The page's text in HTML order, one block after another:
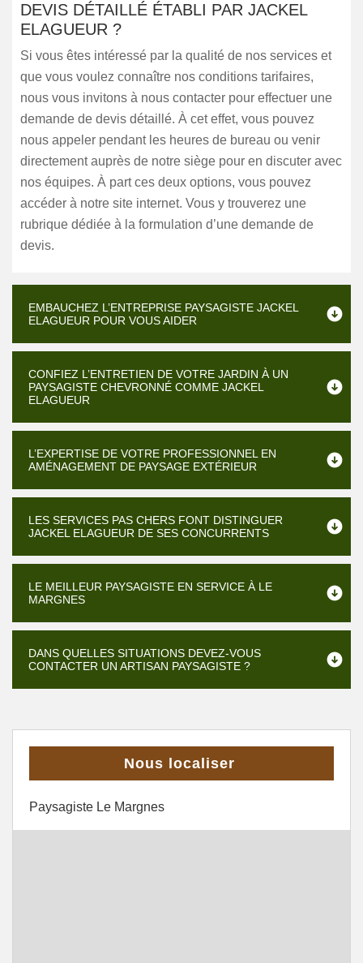
DEVIS DÉTAILLÉ ÉTABLI PAR JACKEL
ELAGUEUR ?
Si vous êtes intéressé par la qualité de nos services et
que vous voulez connaître nos conditions tarifaires,
nous vous invitons à nous contacter pour effectuer une
demande de devis détaillé. À cet effet, vous pouvez
nous appeler pendant les heures de bureau ou venir
directement auprès de notre siège pour en discuter avec
nos équipes. À part ces deux options, vous pouvez
accéder à notre site internet. Vous y trouverez une
rubrique dédiée à la formulation d’une demande de
devis.
EMBAUCHEZ L’ENTREPRISE PAYSAGISTE JACKEL
ELAGUEUR POUR VOUS AIDER
CONFIEZ L’ENTRETIEN DE VOTRE JARDIN À UN
PAYSAGISTE CHEVRONNÉ COMME JACKEL
ELAGUEUR
L’EXPERTISE DE VOTRE PROFESSIONNEL EN
AMÉNAGEMENT DE PAYSAGE EXTÉRIEUR
LES SERVICES PAS CHERS FONT DISTINGUER
JACKEL ELAGUEUR DE SES CONCURRENTS
LE MEILLEUR PAYSAGISTE EN SERVICE À LE
MARGNES
DANS QUELLES SITUATIONS DEVEZ-VOUS
CONTACTER UN ARTISAN PAYSAGISTE ?
Nous localiser
Paysagiste Le Margnes